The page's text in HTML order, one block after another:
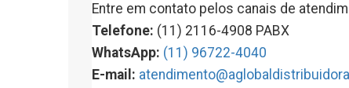
Entre em contato pelos canais de
Telefone: (11) 2116-4908 PABX
WhatsApp: (11) 96722-4040
E-mail: